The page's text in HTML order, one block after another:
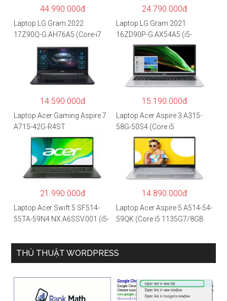
44.990.000đ
Laptop LG Gram 2022
17Z90Q-G.AH76A5 (Core-i7
1260P/16GB/512GB/17″
WQXGA/Win 11/Xám)
24.790.000đ
Laptop LG Gram 2021
16ZD90P-G.AX54A5 (i5-
1135G7/8GB RAM/512GB
SSD/16″WQXGA/Dos/Trắng)
14.590.000đ
Laptop Acer Gaming Aspire 7
A715-42G-R4ST
NH.QAYSV.004 (R5
5500U/8GB RAM/256GB
SSD/15.6″FHD IPS/GTX1650
4GB/Win10) – Hàng chính
15.190.000đ
Laptop Acer Aspire 3 A315-
58G-50S4 (Core i5
1135G7/8GB
RAM/512GB/15.6″FHD/MX35
0 2GB/Win 10/Bạc)
21.990.000đ
Laptop Acer Swift 5 SF514-
55TA-59N4 NX.A6SSV.001 (i5-
anh) – Hàng chính hãng
14.890.000đ
Laptop Acer Aspire 5 A514-54-
59QK (Core i5 1135G7/8GB
THỦ THUẬT WORDPRESS